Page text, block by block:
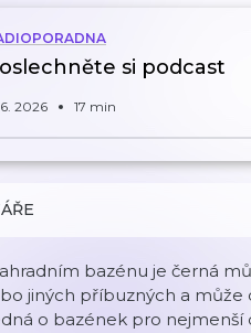
si podcast
2026 17 min
bazénu je černá
jiných příbuzných a
o bazének pro